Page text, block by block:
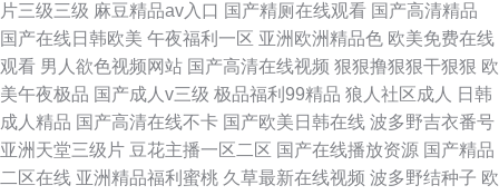
片三级三级 麻豆精品av入口 国产精厕在线观看 国产高清精品
国产在线日韩欧美 午夜福利一区 亚洲欧洲精品色 欧美免费在线
观看 男人欲色视频网站 国产高清在线视频 狠狠撸狠狠干狠狠 欧
美午夜极品 国产成人v三级 极品福利99精品 狼人社区成人
日韩
成人精品 国产高清在线不卡 国产欧美日韩在线 波多野吉衣番号
亚洲天堂三级片 豆花主播一区二区 国产在线播放资源 国产精品
二区在线 亚洲精品福利蜜桃 久草最新在线视频 波多野结种子 欧